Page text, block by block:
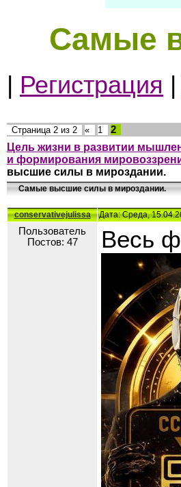
Cамые
| Регистрация |
Страница 2 из 2 « 1 2
Цель жизни в развитии
и формирования
высшие силы в мироздании.
Cамые высшие силы в мироздании.
conservativejulissa Дата: Среда,
Пользователь
Постов: 47
Весь